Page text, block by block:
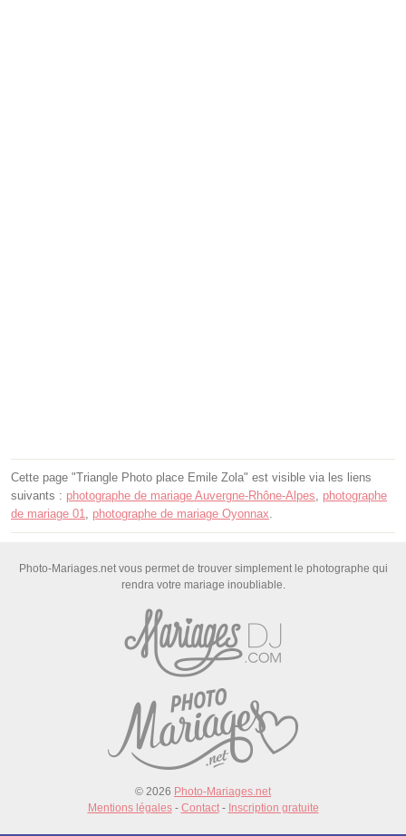
Cette page "Triangle Photo place Emile Zola" est visible via les liens
suivants : photographe de mariage Auvergne-Rhône-Alpes
photographe
de mariage 01
photographe de mariage Oyonnax
Photo-Mariages.net vous permet de trouver simplement le photographe qui
rendra votre mariage inoubliable.
© 2026 Photo-Mariages.net
Mentions légales- Contact- Inscription gratuite